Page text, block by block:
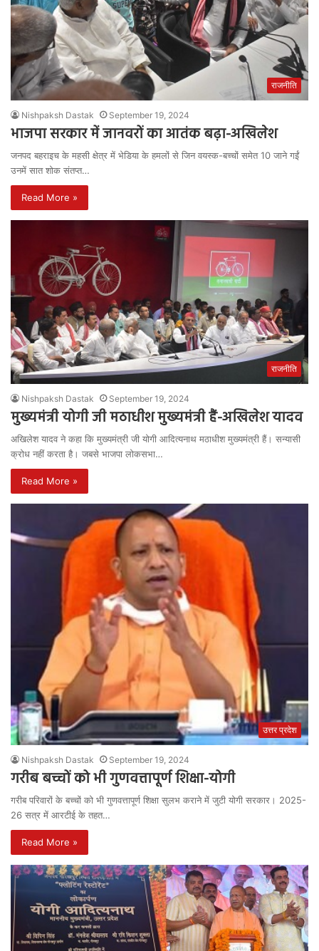
राजनीति
Nishpaksh Dastak September 19, 2024
भाजपा सरकार में जानवरों का आतंक बढ़ा-अखिलेश
जनपद बहराइच के महसी क्षेत्र में भेडिया के हमलों से जिन वयस्क-बच्चों समेत 10 जाने गईं
उनमें सात शोक संतप्त…
Read More »
राजनीति
Nishpaksh Dastak September 19, 2024
मुख्यमंत्री योगी जी मठाधीश मुख्यमंत्री हैं-अखिलेश यादव
अखिलेश यादव ने कहा कि मुख्यमंत्री जी योगी आदित्यनाथ मठाधीश मुख्यमंत्री हैं। सन्यासी
क्रोध नहीं करता है। जबसे भाजपा लोकसभा…
Read More »
उत्तर प्रदेश
Nishpaksh Dastak September 19, 2024
गरीब बच्चों को भी गुणवत्तापूर्ण शिक्षा-योगी
गरीब परिवारों के बच्चों को भी गुणवत्तापूर्ण शिक्षा सुलभ कराने में जुटी योगी सरकार। 2025-
26 सत्र में आरटीई के तहत…
Read More »